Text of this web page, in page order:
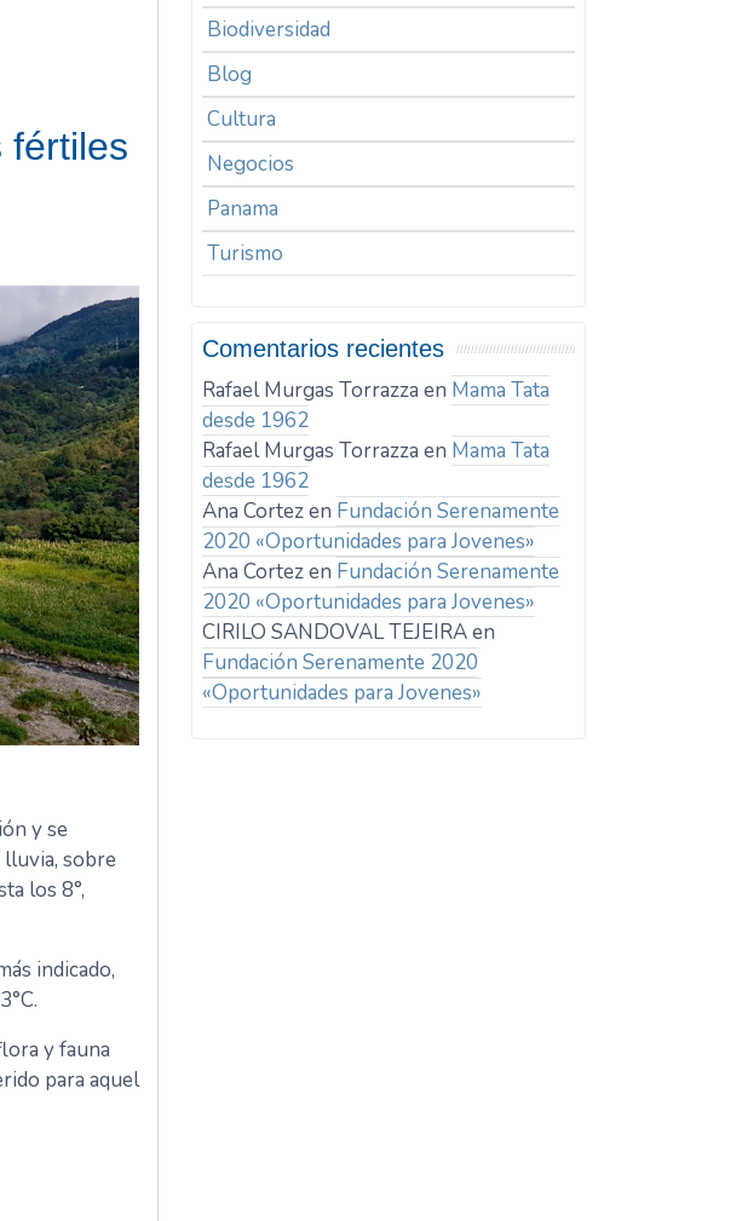
fértiles
y se
sobre
los 8°,
indicado,
y fauna
para aquel
Biodiversidad
Blog
Cultura
Negocios
Panama
Turismo
Comentarios recientes
Rafael Murgas Torrazza en Mama Tata
desde 1962
Rafael Murgas Torrazza en Mama Tata
desde 1962
Ana Cortezen Fundación Serenamente
2020 «Oportunidades para Jovenes»
Ana Cortezen Fundación Serenamente
2020 «Oportunidades para Jovenes»
CIRILO SANDOVAL TEJEIRAen
Fundación Serenamente 2020
«Oportunidades para Jovenes»